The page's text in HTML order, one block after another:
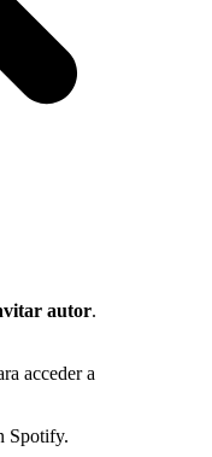
autor.
acceder a
Spotify.